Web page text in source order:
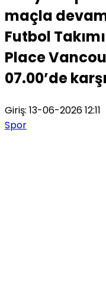
maçla
Futbol
Place
07.00’de
Giriş: 13-06-2026 12:11
Spor